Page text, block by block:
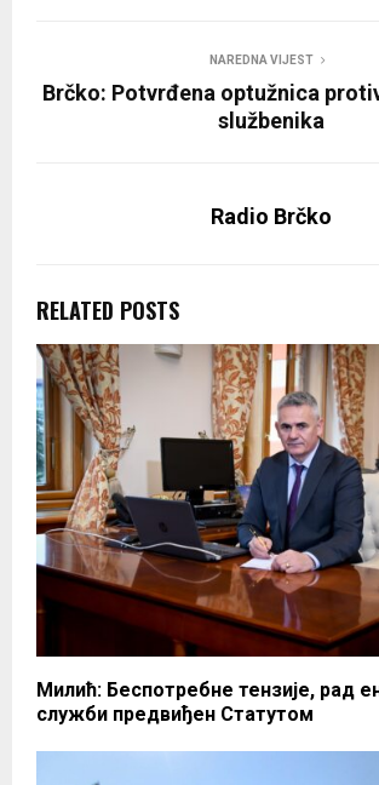
NAREDNA VIJEST
Brčko: Potvrđena optužnica
službenika
Radio Brčko
RELATED POSTS
Милић: Беспотребне тензије, рад
служби предвиђен Статутом